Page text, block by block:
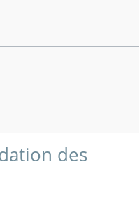
des